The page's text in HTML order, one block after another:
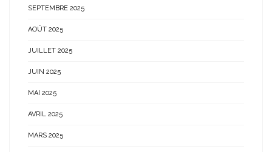
SEPTEMBRE 2025
AOÛT 2025
JUILLET 2025
JUIN 2025
MAI 2025
AVRIL 2025
MARS 2025